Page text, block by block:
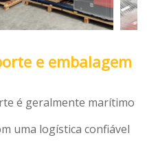
e embalagem
é geralmente marítimo
uma logística confiável